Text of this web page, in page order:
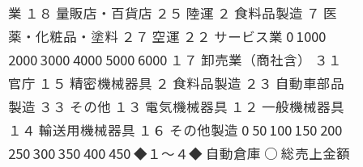
業 １８ 量販店・百貨店 ２５ 陸運 ２ 食料品製造 ７ 医
薬・化粧品・塗料 ２７ 空運 ２２ サービス業 0 1000
2000 3000 4000 5000 6000 １７ 卸売業（商社含） ３１
官庁 １５ 精密機械器具 ２ 食料品製造 ２３ 自動車部品
製造 ３３ その他 １３ 電気機械器具 １２ 一般機械器具
１４ 輸送用機械器具 １６ その他製造 0 50 100 150 200
250 300 350 400 450 ◆１〜４◆ 自動倉庫 ○ 総売上金額